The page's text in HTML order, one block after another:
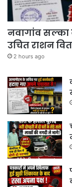
नवागांव सल्का
उचित राशन
2 hours ago